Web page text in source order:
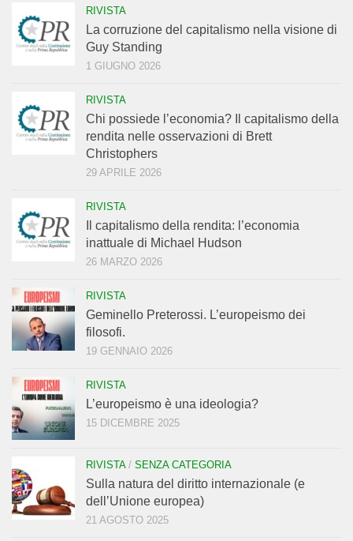
RIVISTA
La corruzione del capitalismo nella visione di
Guy Standing
1 GIUGNO 2026
RIVISTA
Chi possiede l’economia? Il capitalismo della
rendita nelle osservazioni di Brett
Christophers
29 APRILE 2026
RIVISTA
Il capitalismo della rendita: l’economia
inattuale di Michael Hudson
26 MARZO 2026
RIVISTA
Geminello Preterossi. L’europeismo dei
filosofi.
19 GENNAIO 2026
RIVISTA
L’europeismo è una ideologia?
15 DICEMBRE 2025
RIVISTA/ SENZA CATEGORIA
Sulla natura del diritto internazionale (e
dell’Unione europea)
21 AGOSTO 2025